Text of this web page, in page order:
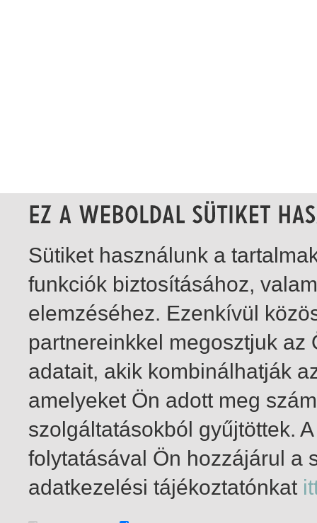
1-1 / total 1 hit
Sütiket használunk a
funkciók biztosításához,
elemzéséhez. Ezenkívül
partnereinkkel megosztjuk
adatait, akik kombinálhatják
amelyeket Ön adott meg
szolgáltatásokból gyűjtöttek.
folytatásával Ön hozzájárul a
adatkezelési tájékoztatónkat